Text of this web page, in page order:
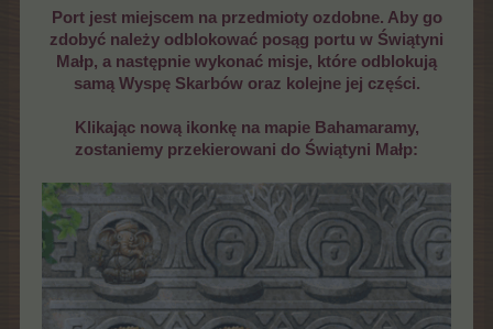
Port jest miejscem na przedmioty ozdobne. Aby go
zdobyć należy odblokować posąg portu w Świątyni
Małp, a następnie wykonać misje, które odblokują
samą Wyspę Skarbów oraz kolejne jej części.
Klikając nową ikonkę na mapie Bahamaramy,
zostaniemy przekierowani do Świątyni Małp: